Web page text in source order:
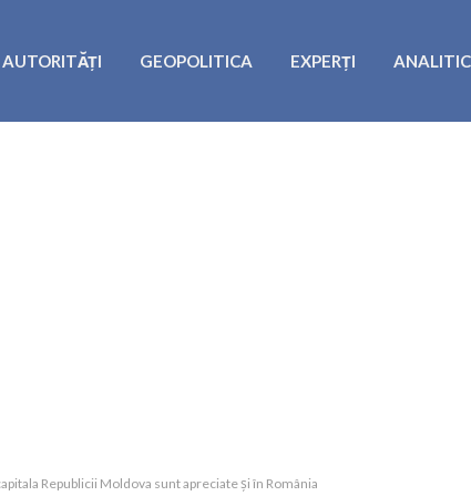
AUTORITĂȚI GEOPOLITICA EXPERȚI
Republicii Moldova sunt apreciate și în România